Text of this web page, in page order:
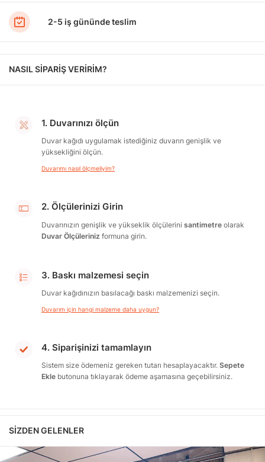
2-5 iş gününde teslim
NASIL SİPARİŞ VERİRİM?
1. Duvarınızı ölçün
Duvar kağıdı uygulamak istediğiniz duvarın genişlik ve
yüksekliğini ölçün.
Duvarımı nasıl ölçmeliyim?
2. Ölçülerinizi Girin
Duvarınızın genişlik ve yükseklik ölçülerini santimetre olarak
Duvar Ölçüleriniz formuna girin.
3. Baskı malzemesi seçin
Duvar kağıdınızın basılacağı baskı malzemenizi seçin.
Duvarım için hangi malzeme daha uygun?
4. Siparişinizi tamamlayın
Sistem size ödemeniz gereken tutarı hesaplayacaktır. Sepete
Ekle butonuna tıklayarak ödeme aşamasına geçebilirsiniz.
SIZDEN GELENLER